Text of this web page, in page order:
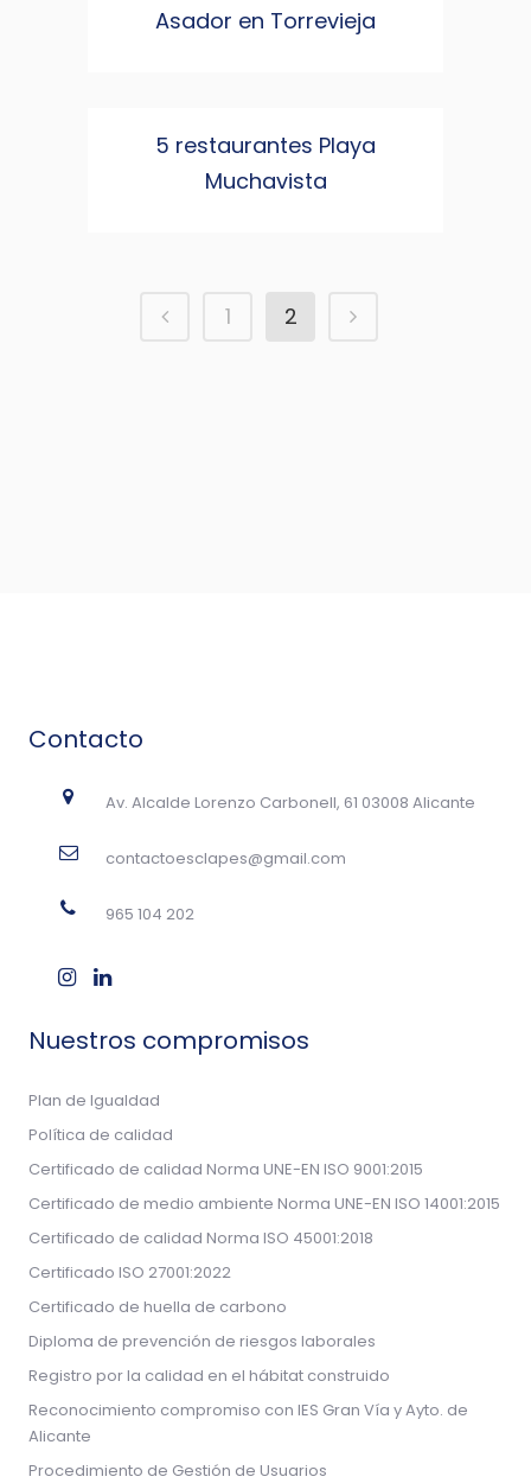
Asador en Torrevieja
5 restaurantes Playa
Muchavista
1 2
Contacto
Av. Alcalde Lorenzo Carbonell, 61 03008 Alicante
contactoesclapes@gmail.com
965 104 202
Nuestros compromisos
Plan de Igualdad
Política de calidad
Certificado de calidad Norma UNE-EN ISO 9001:2015
Certificado de medio ambiente Norma UNE-EN ISO 14001:2015
Certificado de calidad Norma ISO 45001:2018
Certificado ISO 27001:2022
Certificado de huella de carbono
Diploma de prevención de riesgos laborales
Registro por la calidad en el hábitat construido
Reconocimiento compromiso con IES Gran Vía y Ayto. de
Alicante
Procedimiento de Gestión de Usuarios